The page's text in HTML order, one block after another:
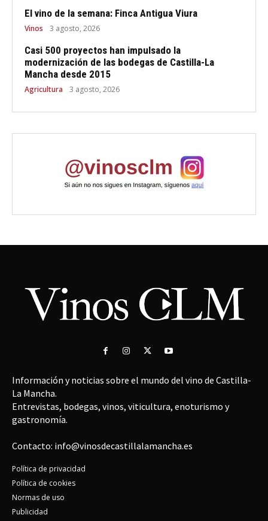
El vino de la semana: Finca Antigua Viura
Vinos 3 agosto, 2026
Casi 500 proyectos han impulsado la
modernización de las bodegas de Castilla-La
Mancha desde 2015
Agricultura 3 agosto, 2026
Información y noticias sobre el mundo del vino de Castilla-
La Mancha.
Entrevistas, bodegas, vinos, viticultura, enoturismo y
gastronomía.
Contacto: info@vinosdecastillalamancha.es
Política de privacidad
Política de cookies
Normas de uso
Publicidad